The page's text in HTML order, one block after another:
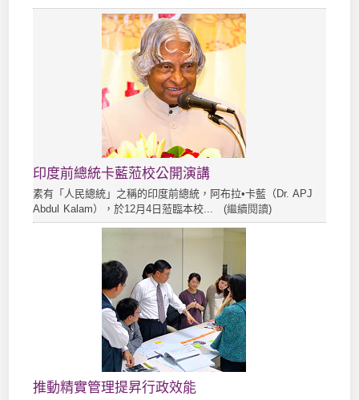
印度前總統卡藍蒞校公開演講
素有「人民總統」之稱的印度前總統，阿布拉•卡藍（Dr. APJ
Abdul Kalam），於12月4日蒞臨本校... (繼續閱讀)
推動精實管理提昇行政效能